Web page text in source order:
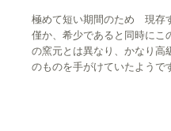
極めて短い期間のため 現存
僅か、希少であると同時にこ
の窯元とは異なり、かなり高
のものを手がけていたようで